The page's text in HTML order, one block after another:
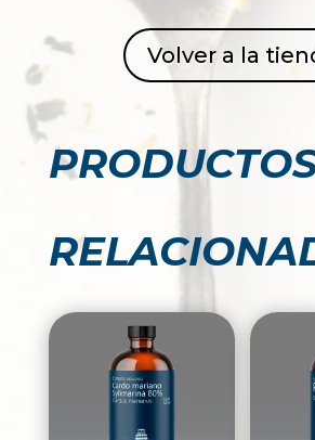
Volver a la